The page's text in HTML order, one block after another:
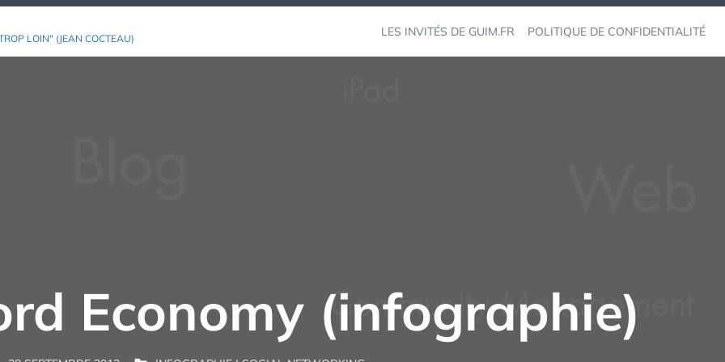
LOIN" (JEAN COCTEAU) LES INVITÉS DE GUIM.FR POLITIQUE DE CONFIDENTIALITÉ
Economy (infographie)